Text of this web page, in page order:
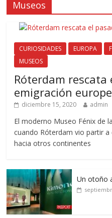
Museos
CURIOSIDADES EUROPA
MUSEOS
Róterdam rescata
emigración
diciembre 15, 2020 admin
El moderno Museo Fénix de
cuando Róterdam vio partir
hacia otros continentes
Un otoño